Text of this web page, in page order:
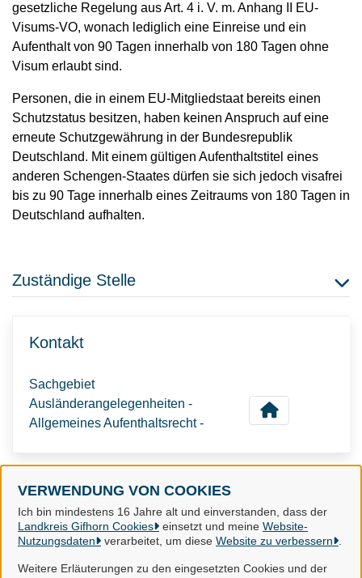
VERWENDUNG VON COOKIES
Ich bin mindestens 16 Jahre alt und einverstanden, dass der
Landkreis Gifhorn Cookies
einsetzt und meine Website-
Nutzungsdaten
verarbeitet, um diese Website zu verbessern
Weitere Erläuterungen zu den eingesetzten Cookies und der
gesetzliche Regelung aus Art. 4 i. V. m. Anhang II EU-
Visums-VO, wonach lediglich eine Einreise und ein
Aufenthalt von 90 Tagen innerhalb von 180 Tagen ohne
Visum erlaubt sind.
Personen, die in einem EU‑Mitgliedstaat bereits einen
Schutzstatus besitzen, haben keinen Anspruch auf eine
erneute Schutzgewährung in der Bundesrepublik
Deutschland. Mit einem gültigen Aufenthaltstitel eines
anderen Schengen‑Staates dürfen sie sich jedoch visafrei
bis zu 90 Tage innerhalb eines Zeitraums von 180 Tagen in
Deutschland aufhalten.
Zuständige Stelle
Kontakt
Sachgebiet
Ausländerangelegenheiten -
Allgemeines Aufenthaltsrecht -
Landkreis Gifhorn
Alle Rechte vorbehalten